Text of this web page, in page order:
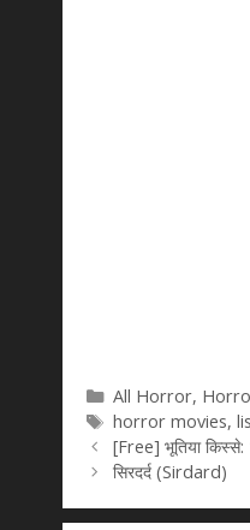
Categories
All Horror,
Tags
horror movies,
[Free] भूतिया
सिरदर्द (Sirdard)